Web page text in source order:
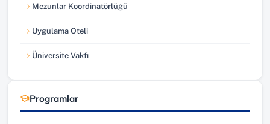
Mezunlar Koordinatörlüğü
(yeni sekmede açılır)
Uygulama Oteli
(yeni sekmede açılır)
Üniversite Vakfı
(yeni sekmede açılır)
Programlar